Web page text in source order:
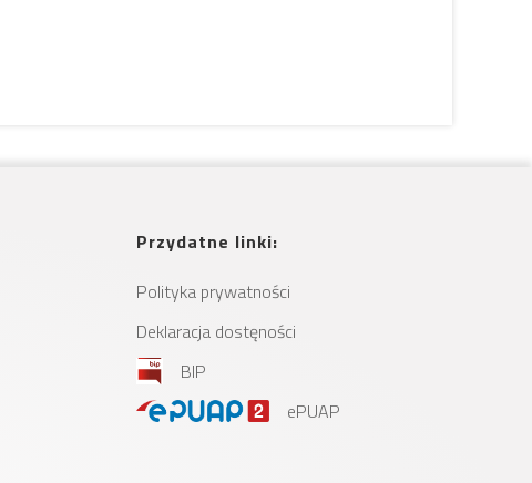
Przydatne linki:
Polityka prywatności
Deklaracja dostęności
BIP
ePUAP